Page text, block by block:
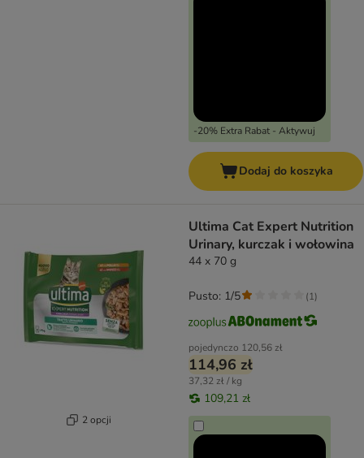
-20% Extra Rabat - Aktywuj
Dodaj do koszyka
2 opcji
Ultima Cat Expert Nutrition
Urinary, kurczak i wołowina
44 x 70 g
pojedynczo 120,56 zł
114,96 zł
37,32 zł / kg
109,21 zł
Pusto: 1/5 (1)